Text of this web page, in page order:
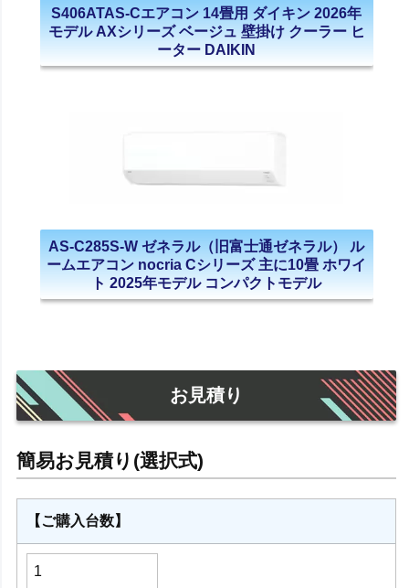
S406ATAS-Cエアコン 14畳用 ダイキン 2026年
モデル AXシリーズ ベージュ 壁掛け クーラー ヒ
ーター DAIKIN
AS-C285S-W ゼネラル（旧富士通ゼネラル） ル
ームエアコン nocria Cシリーズ 主に10畳 ホワイ
ト 2025年モデル コンパクトモデル
お見積り
【ご購入台数】